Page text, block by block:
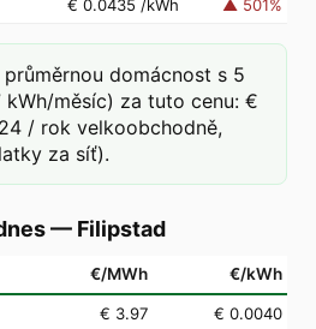
€ 0.0435 /kWh ▲ 501%
domácnost s 5
měsíc) za tuto cenu: €
/ rok velkoobchodně,
za síť).
— Filipstad
€/MWh €/kWh
€ 3.97
€ 0.0040